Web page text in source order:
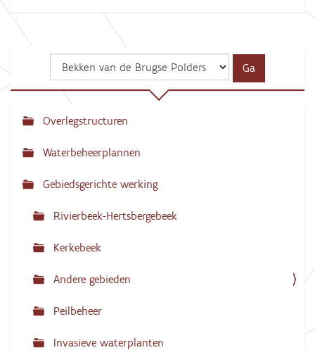
N
a
i
Overlegstructuren
Waterbeheerplannen
Gebiedsgerichte werking
Rivierbeek-Hertsbergebeek
Kerkebeek
Andere gebieden
Peilbeheer
Invasieve waterplanten